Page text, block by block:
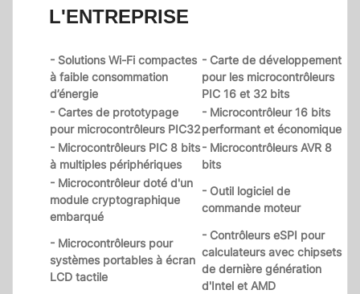
L'ENTREPRISE
- Solutions Wi-Fi compactes
à faible consommation
d’énergie
- Carte de développement
pour les microcontrôleurs
PIC 16 et 32 bits
- Cartes de prototypage
pour microcontrôleurs PIC32
- Microcontrôleur 16 bits
performant et économique
- Microcontrôleurs PIC 8 bits
à multiples périphériques
- Microcontrôleurs AVR 8
bits
- Microcontrôleur doté d'un
module cryptographique
embarqué
- Outil logiciel de
commande moteur
- Microcontrôleurs pour
systèmes portables à écran
LCD tactile
- Contrôleurs eSPI pour
calculateurs avec chipsets
de dernière génération
d'Intel et AMD